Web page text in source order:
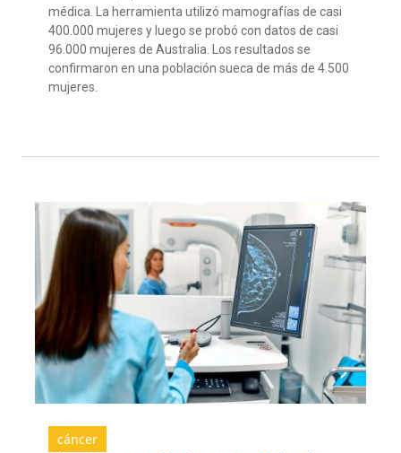
médica. La herramienta utilizó mamografías de casi
400.000 mujeres y luego se probó con datos de casi
96.000 mujeres de Australia. Los resultados se
confirmaron en una población sueca de más de 4.500
mujeres.
cáncer